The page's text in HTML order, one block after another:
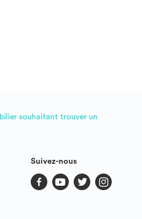
souhaitant trouver un
Suivez-nous